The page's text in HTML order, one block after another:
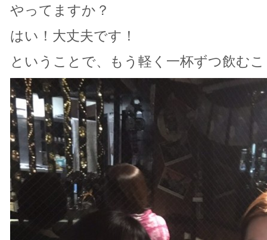
やってますか？
はい！大丈夫です！
ということで、もう軽く一杯ずつ飲む